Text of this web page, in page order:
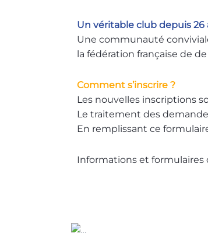
Un véritable club depuis 26
Une communauté
la fédération française de
Comment s’inscrire ?
Les nouvelles inscriptions
Le traitement des
En remplissant ce
Informations et formulaires